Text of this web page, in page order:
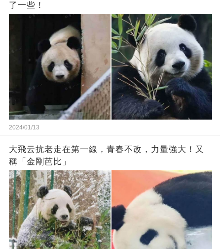
了一些！
2024/01/13
大飛云抗老走在第一線，青春不改，力量強大！又
稱「金剛芭比」